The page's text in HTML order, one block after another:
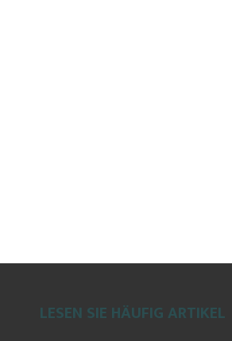
LESEN SIE HÄUFIG ARTIKEL